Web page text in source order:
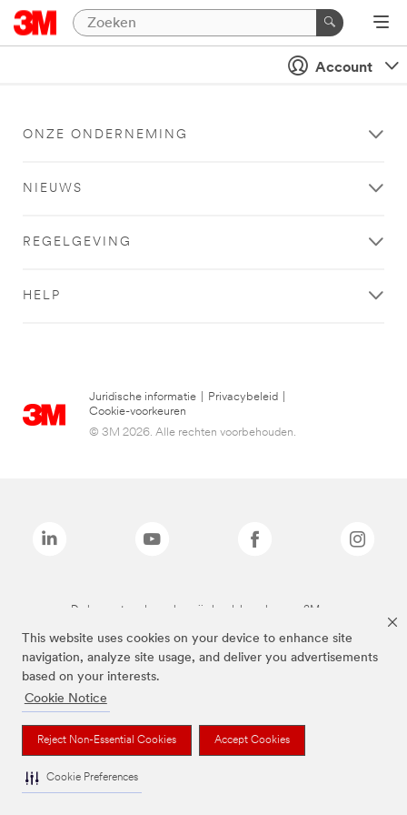
This website uses cookies on your device to enhance site
navigation, analyze site usage, and deliver you advertisements
based on your interests.
Cookie Notice
Reject Non-Essential Cookies Accept Cookies
Cookie Preferences
Account
ONZE ONDERNEMING
NIEUWS
REGELGEVING
HELP
Juridische informatie Privacybeleid
Cookie-voorkeuren
© 3M 2026. Alle rechten voorbehouden.
De bovenstaande merken zijn handelsmerken van 3M.we